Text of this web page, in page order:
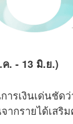
. - 13 มิ.ย.)
ารเงินเด่นชัด
ากรายได้เสริ